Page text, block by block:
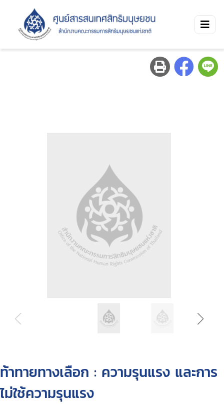
ท้าทายทางเลือก : ความรุนแรง และการ
ไม่ใช้ความรุนแรง